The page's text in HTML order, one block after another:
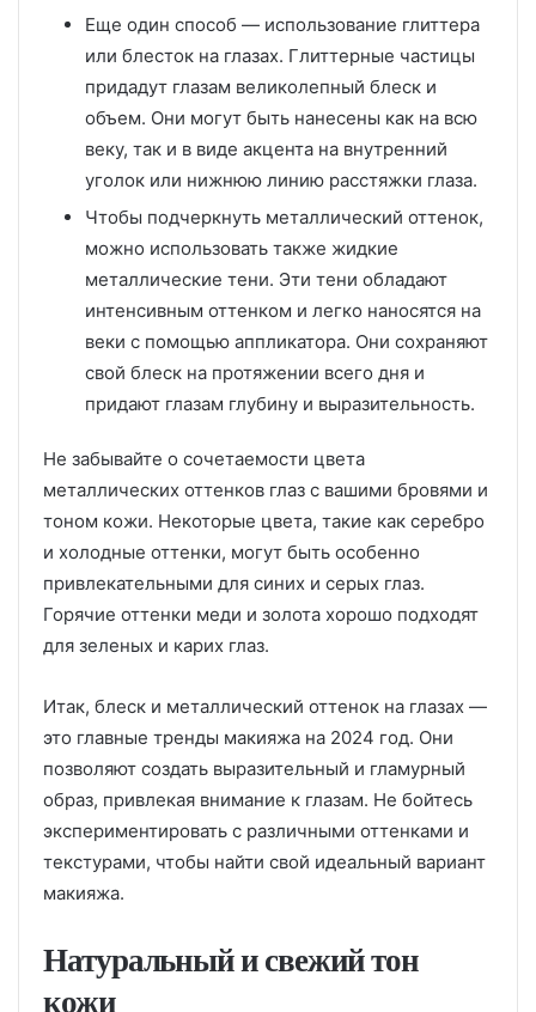
Еще один способ — использование глиттера
или блесток на глазах. Глиттерные частицы
придадут глазам великолепный блеск и
объем. Они могут быть нанесены как на всю
веку, так и в виде акцента на внутренний
уголок или нижнюю линию расстяжки глаза.
Чтобы подчеркнуть металлический оттенок,
можно использовать также жидкие
металлические тени. Эти тени обладают
интенсивным оттенком и легко наносятся на
веки с помощью аппликатора. Они сохраняют
свой блеск на протяжении всего дня и
придают глазам глубину и выразительность.
Не забывайте о сочетаемости цвета
металлических оттенков глаз с вашими бровями и
тоном кожи. Некоторые цвета, такие как серебро
и холодные оттенки, могут быть особенно
привлекательными для синих и серых глаз.
Горячие оттенки меди и золота хорошо подходят
для зеленых и карих глаз.
Итак, блеск и металлический оттенок на глазах —
это главные тренды макияжа на 2024 год. Они
позволяют создать выразительный и гламурный
образ, привлекая внимание к глазам. Не бойтесь
экспериментировать с различными оттенками и
текстурами, чтобы найти свой идеальный вариант
макияжа.
Натуральный и свежий тон
кожи